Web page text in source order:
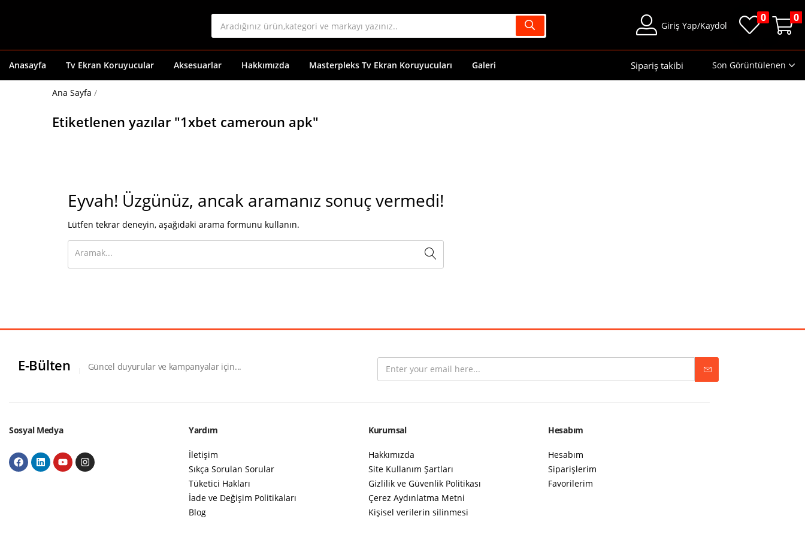
Giriş Yap/Kaydol
0 0
Anasayfa Tv Ekran Koruyucular Aksesuarlar Hakkımızda Masterpleks Tv Ekran Koruyucuları Galeri Sipariş takibi Son Görüntülenen
Ana Sayfa /
Etiketlenen yazılar "1xbet cameroun apk"
Eyvah! Üzgünüz, ancak aramanız sonuç vermedi!
Lütfen tekrar deneyin, aşağıdaki arama formunu kullanın.
E-Bülten Güncel duyurular ve kampanyalar için...
Sosyal Medya Yardım
İletişim
Sıkça Sorulan Sorular
Tüketici Hakları
İade ve Değişim Politikaları
Blog
Kurumsal
Hakkımızda
Site Kullanım Şartları
Gizlilik ve Güvenlik Politikası
Çerez Aydınlatma Metni
Kişisel verilerin silinmesi
Hesabım
Hesabım
Siparişlerim
Favorilerim